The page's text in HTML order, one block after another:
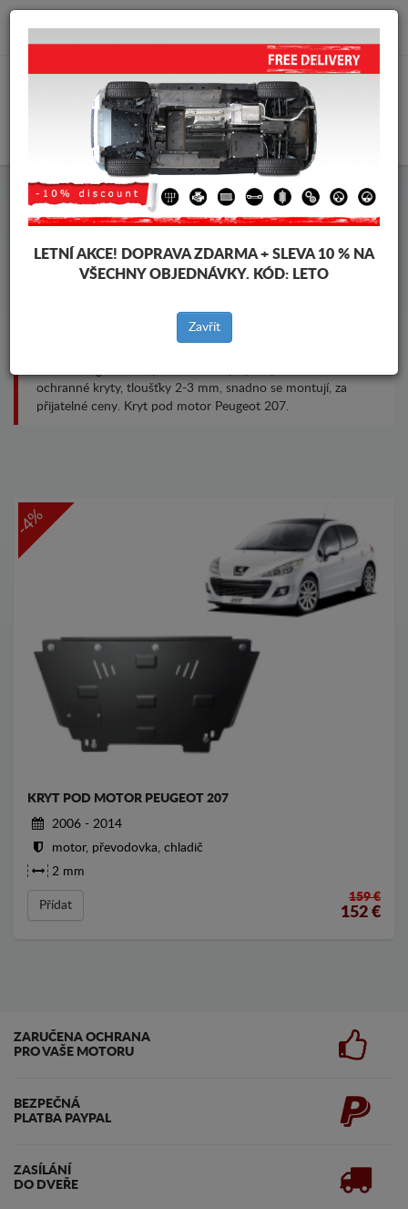
info@krytpodmotor.com
Kryt pod motor Peugeot 207
ochranné kryty, tloušťky 2-3 mm, snadno se montují, za
přijatelné ceny. Kryt pod motor Peugeot 207.
-4%
KRYT POD MOTOR PEUGEOT 207
2006 - 2014
motor, převodovka, chladič
2 mm
Přídat
159 €
152 €
ZARUČENA OCHRANA
PRO VAŠE MOTORU
BEZPEČNÁ
PLATBA PAYPAL
ZASÍLÁNÍ
DO DVEŘE
LETNÍ AKCE! DOPRAVA ZDARMA + SLEVA 10 % NA
VŠECHNY OBJEDNÁVKY. KÓD: LETO
Zavřít